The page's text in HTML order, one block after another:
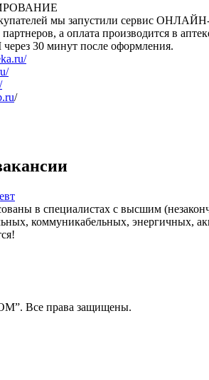
мы запустили сервис
а оплата производится в
30 минут после оформления.
/
в специалистах с высшим
коммуникабельных, энергичных,
Все права защищены.